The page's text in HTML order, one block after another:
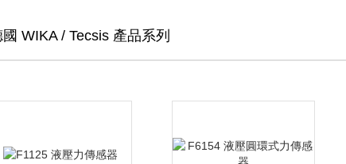
國 WIKA / Tecsis 產品系列